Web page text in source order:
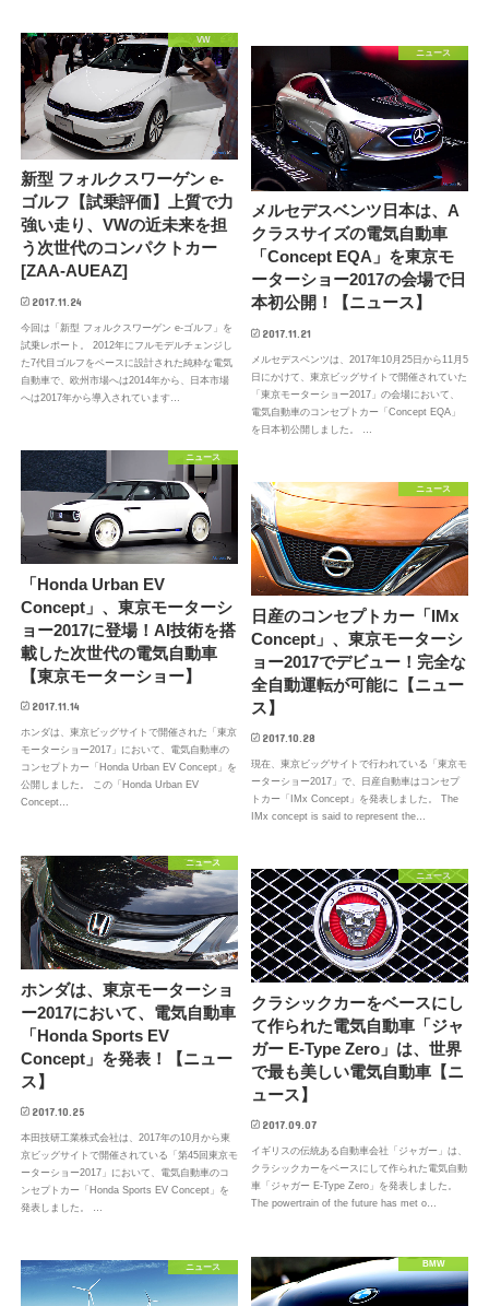
VW
新型 フォルクスワーゲン e-
ゴルフ【試乗評価】上質で力
強い走り、VWの近未来を担
う次世代のコンパクトカー
[ZAA-AUEAZ]
2017.11.24
今回は「新型 フォルクスワーゲン e-ゴルフ」を
試乗レポート。 2012年にフルモデルチェンジし
た7代目ゴルフをベースに設計された純粋な電気
自動車で、欧州市場へは2014年から、日本市場
へは2017年から導入されています…
ニュース
メルセデスベンツ日本は、A
クラスサイズの電気自動車
「Concept EQA」を東京モ
ーターショー2017の会場で日
本初公開！【ニュース】
2017.11.21
メルセデスベンツは、2017年10月25日から11月5
日にかけて、東京ビッグサイトで開催されていた
「東京モーターショー2017」の会場において、
電気自動車のコンセプトカー「Concept EQA」
を日本初公開しました。 …
ニュース
「Honda Urban EV
Concept」、東京モーターシ
ョー2017に登場！AI技術を搭
載した次世代の電気自動車
【東京モーターショー】
2017.11.14
ホンダは、東京ビッグサイトで開催された「東京
モーターショー2017」において、電気自動車の
コンセプトカー「Honda Urban EV Concept」を
公開しました。 この「Honda Urban EV
Concept…
ニュース
日産のコンセプトカー「IMx
Concept」、東京モーターシ
ョー2017でデビュー！完全な
全自動運転が可能に【ニュー
ス】
2017.10.28
現在、東京ビッグサイトで行われている「東京モ
ーターショー2017」で、日産自動車はコンセプ
トカー「IMx Concept」を発表しました。 The
IMx concept is said to represent the…
ニュース
ホンダは、東京モーターショ
ー2017において、電気自動車
「Honda Sports EV
Concept」を発表！【ニュー
ス】
2017.10.25
本田技研工業株式会社は、2017年の10月から東
京ビッグサイトで開催されている「第45回東京モ
ーターショー2017」において、電気自動車のコ
ンセプトカー「Honda Sports EV Concept」を
発表しました。 …
ニュース
クラシックカーをベースにし
て作られた電気自動車「ジャ
ガー E-Type Zero」は、世界
で最も美しい電気自動車【ニ
ュース】
2017.09.07
イギリスの伝統ある自動車会社「ジャガー」は、
クラシックカーをベースにして作られた電気自動
車「ジャガー E-Type Zero」を発表しました。
The powertrain of the future has met o…
BMW
ニュース